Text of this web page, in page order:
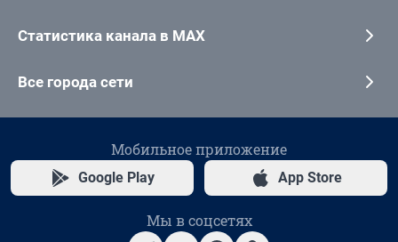
Статистика канала в MAX
Все города сети
Мобильное приложение
Google Play App Store
Мы в соцсетях